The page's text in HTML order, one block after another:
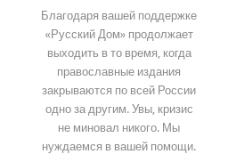
Благодаря вашей поддержке
«Русский Дом» продолжает
выходить в то время, когда
православные издания
закрываются по всей России
одно за другим. Увы, кризис
не миновал никого. Мы
нуждаемся в вашей помощи.